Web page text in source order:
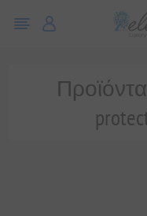
Προϊόντα